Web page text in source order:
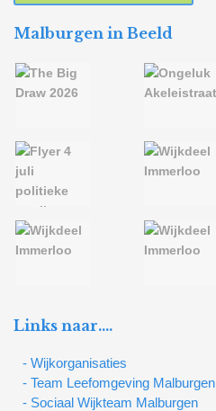
Malburgen in Beeld
Links naar….
- Wijkorganisaties
- Team Leefomgeving Malburgen
- Sociaal Wijkteam Malburgen